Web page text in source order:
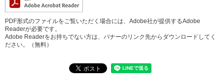
PDF形式のファイルをご覧いただく場合には、Adobe社が提供するAdobe
Readerが必要です。
Adobe Readerをお持ちでない方は、バナーのリンク先からダウンロードしてく
ださい。（無料）